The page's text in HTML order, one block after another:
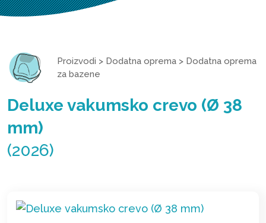
Proizvodi > Dodatna oprema > Dodatna oprema
za bazene
Deluxe vakumsko crevo (Ø 38
mm)
(2026)